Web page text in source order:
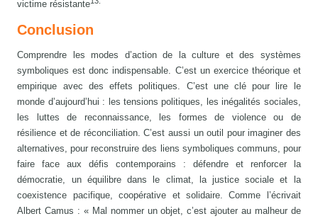
victime résistante
Conclusion
Comprendre les modes d’action de la culture et des systèmes
symboliques est donc indispensable. C’est un exercice théorique et
empirique avec des effets politiques. C’est une clé pour lire le
monde d’aujourd’hui : les tensions politiques, les inégalités sociales,
les luttes de reconnaissance, les formes de violence ou de
résilience et de réconciliation. C’est aussi un outil pour imaginer des
alternatives, pour reconstruire des liens symboliques communs, pour
faire face aux défis contemporains : défendre et renforcer la
démocratie, un équilibre dans le climat, la justice sociale et la
coexistence pacifique, coopérative et solidaire. Comme l’écrivait
Albert Camus : « Mal nommer un objet, c’est ajouter au malheur de